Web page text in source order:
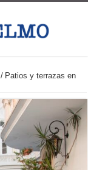
/ Patios y terrazas en